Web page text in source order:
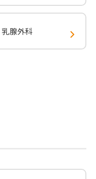
乳腺外科